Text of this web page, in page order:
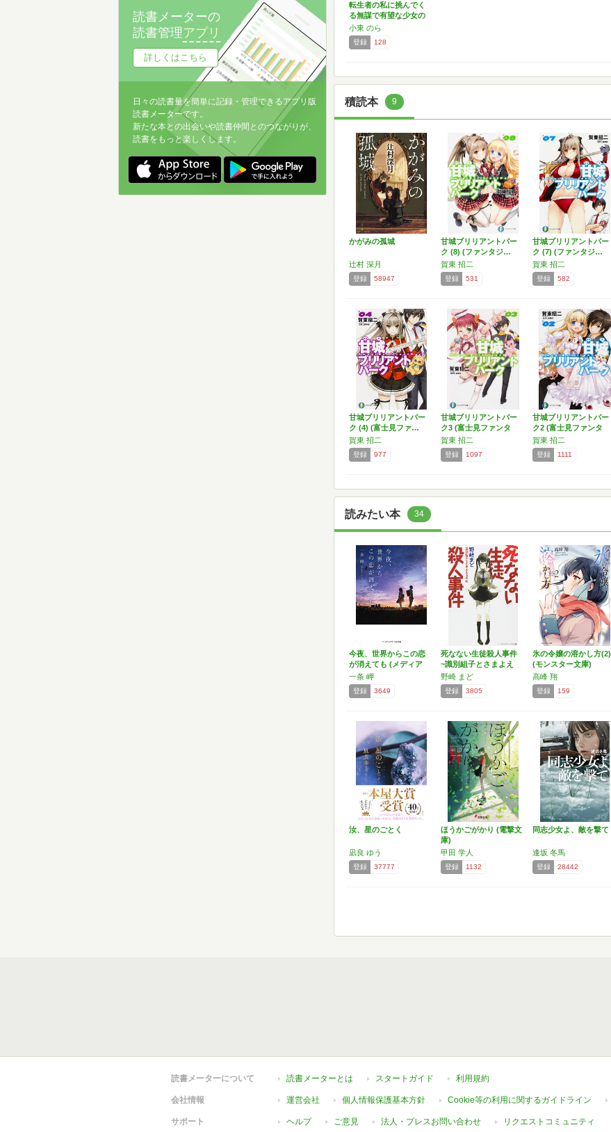
転生者の私に挑んでく
る無謀で有望な少女の
話 …
小東 のら
登録 128
積読本 9
かがみの孤城
辻村 深月
登録 58947
甘城ブリリアントパー
ク (8) (ファンタジ…
賀東 招二
登録 531
甘城ブリリアントパー
ク (7) (ファンタジ…
賀東 招二
登録 582
甘城ブリリアントパー
ク (4) (富士見ファ…
賀東 招二
登録 977
甘城ブリリアントパー
ク3 (富士見ファンタ
ジ…
賀東 招二
登録 1097
甘城ブリリアントパー
ク2 (富士見ファンタ
ジ…
賀東 招二
登録 1111
読みたい本 34
今夜、世界からこの恋
が消えても (メディア
ワ…
一条 岬
登録 3649
死なない生徒殺人事件
~識別組子とさまよえ
る…
野崎 まど
登録 3805
氷の令嬢の溶かし方(2)
(モンスター文庫)
高峰 翔
登録 159
汝、星のごとく
凪良 ゆう
登録 37777
ほうかごがかり (電撃文
庫)
甲田 学人
登録 1132
同志少女よ、敵を撃て
逢坂 冬馬
登録 28442
読書メーターの
読書管理アプリ
詳しくはこちら
日々の読書量を簡単に記録・管理できるアプリ版
読書メーターです。
新たな本との出会いや読書仲間とのつながりが、
読書をもっと楽しくします。
読書メーターについて 読書メーターとは スタートガイド 利用規約
会社情報 運営会社 個人情報保護基本方針 Cookie等の利用に関するガイドライン
サポート ヘルプ ご意見 法人・プレスお問い合わせ リクエストコミュニティ